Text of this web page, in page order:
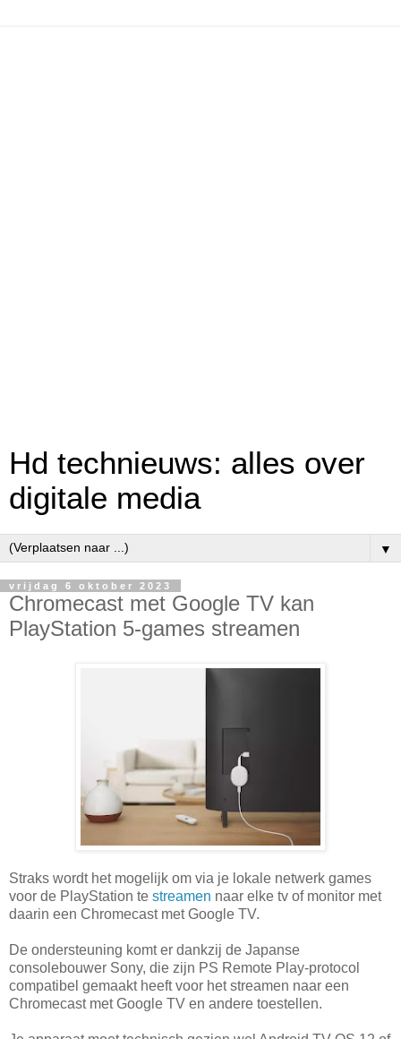
Hd technieuws: alles over
digitale media
▼
vrijdag 6 oktober 2023
Chromecast met Google TV kan
PlayStation 5-games streamen
Straks wordt het mogelijk om via je lokale netwerk games
voor de PlayStation te streamen naar elke tv of monitor met
daarin een Chromecast met Google TV.
De ondersteuning komt er dankzij de Japanse
consolebouwer Sony, die zijn PS Remote Play-protocol
compatibel gemaakt heeft voor het streamen naar een
Chromecast met Google TV en andere toestellen.